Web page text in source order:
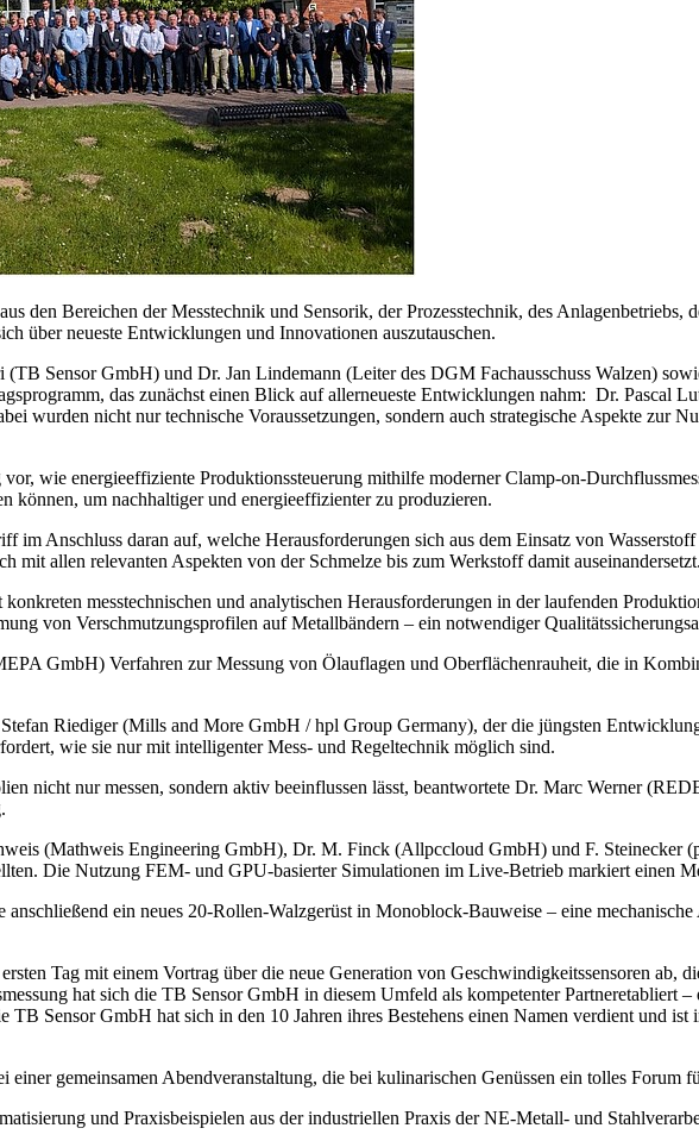
den Bereichen der Messtechnik und Sensorik, der Prozesstechnik, des Anlagenbetriebs,
über neueste Entwicklungen und Innovationen auszutauschen.
Sensor GmbH) und Dr. Jan Lindemann (Leiter des DGM Fachausschuss Walzen)
das zunächst einen Blick auf allerneueste Entwicklungen nahm: Dr. Pascal
wurden nicht nur technische Voraussetzungen, sondern auch strategische Aspekte zur
wie energieeffiziente Produktionssteuerung mithilfe moderner Clamp-on-
können, um nachhaltiger und energieeffizienter zu produzieren.
Anschluss daran auf, welche Herausforderungen sich aus dem Einsatz von
mit allen relevanten Aspekten von der Schmelze bis zum Werkstoff damit auseinandersetzt.
messtechnischen und analytischen Herausforderungen in der laufenden
von Verschmutzungsprofilen auf Metallbändern – ein notwendiger
GmbH) Verfahren zur Messung von Ölauflagen und Oberflächenrauheit, die in
Riediger (Mills and More GmbH / hpl Group Germany), der die jüngsten
wie sie nur mit intelligenter Mess- und Regeltechnik möglich sind.
nicht nur messen, sondern aktiv beeinflussen lässt, beantwortete Dr. Marc Werner
(Mathweis Engineering GmbH), Dr. M. Finck (Allpccloud GmbH) und F. Steinecker
Die Nutzung FEM- und GPU-basierter Simulationen im Live-Betrieb markiert einen
ein neues 20-Rollen-Walzgerüst in Monoblock-Bauweise – eine
Tag mit einem Vortrag über die neue Generation von Geschwindigkeitssensoren ab,
hat sich die TB Sensor GmbH in diesem Umfeld als kompetenter Partneretabliert
Sensor GmbH hat sich in den 10 Jahren ihres Bestehens einen Namen verdient und
einer gemeinsamen Abendveranstaltung, die bei kulinarischen Genüssen ein tolles Forum
und Praxisbeispielen aus der industriellen Praxis der NE-Metall- und